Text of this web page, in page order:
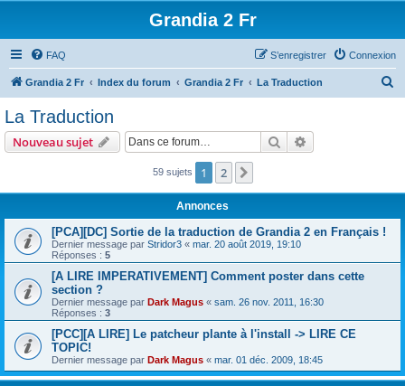
Grandia 2 Fr
FAQ Connexion
S’enregistrer
Grandia 2 Fr Index du forum Grandia 2 Fr La Traduction
La Traduction
Nouveau sujet Rechercher
59 sujets 1 2
Annonces
[PCA][DC] Sortie de la traduction de Grandia 2 en Français !
Dernier message par Stridor3 « mar. 20 août 2019, 19:10
Réponses : 5
[A LIRE IMPERATIVEMENT] Comment poster dans cette
section ?
Dernier message par Dark Magus « sam. 26 nov. 2011, 16:30
Réponses : 3
[PCC][A LIRE] Le patcheur plante à l'install -> LIRE CE
TOPIC!
Dernier message par Dark Magus « mar. 01 déc. 2009, 18:45